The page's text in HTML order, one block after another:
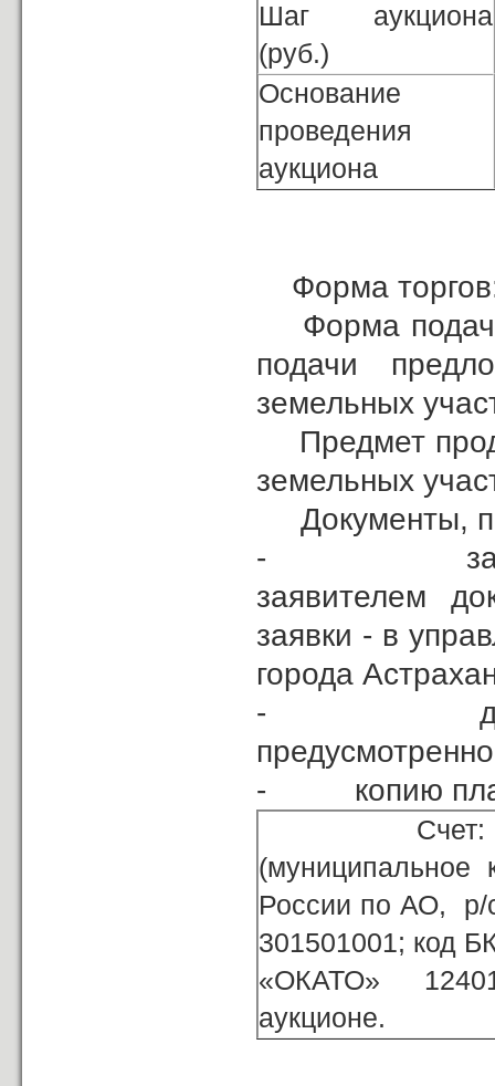
Шаг аукциона
(руб.)
Основание
проведения
аукциона
Форма
Форма
подачи
земельных
Предмет
земельных
Документы,
- заявка на
заявителем
заявки - в
города
- договор
- копию
Счет:
России по АО, р/
301501001; код
«ОКАТО»
аукционе.